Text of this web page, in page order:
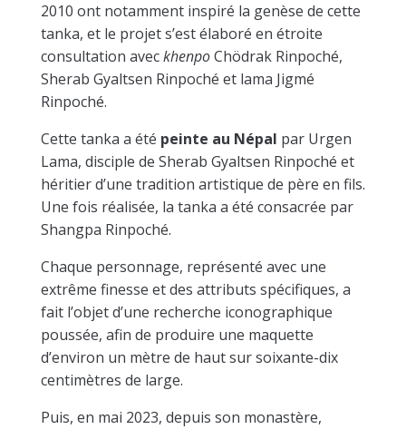
2010 ont notamment inspiré la genèse de cette
tanka, et le projet s’est élaboré en étroite
consultation aveckhenpoChödrak Rinpoché,
Sherab Gyaltsen Rinpoché et lama Jigmé
Rinpoché.
Cette tanka a été peinte au Népal par Urgen
Lama, disciple de Sherab Gyaltsen Rinpoché et
héritier d’une tradition artistique de père en fils.
Une fois réalisée, la tanka a été consacrée par
Shangpa Rinpoché.
Chaque personnage, représenté avec une
extrême finesse et des attributs spécifiques, a
fait l’objet d’une recherche iconographique
poussée, afin de produire une maquette
d’environ un mètre de haut sur soixante-dix
centimètres de large.
Puis, en mai 2023, depuis son monastère,